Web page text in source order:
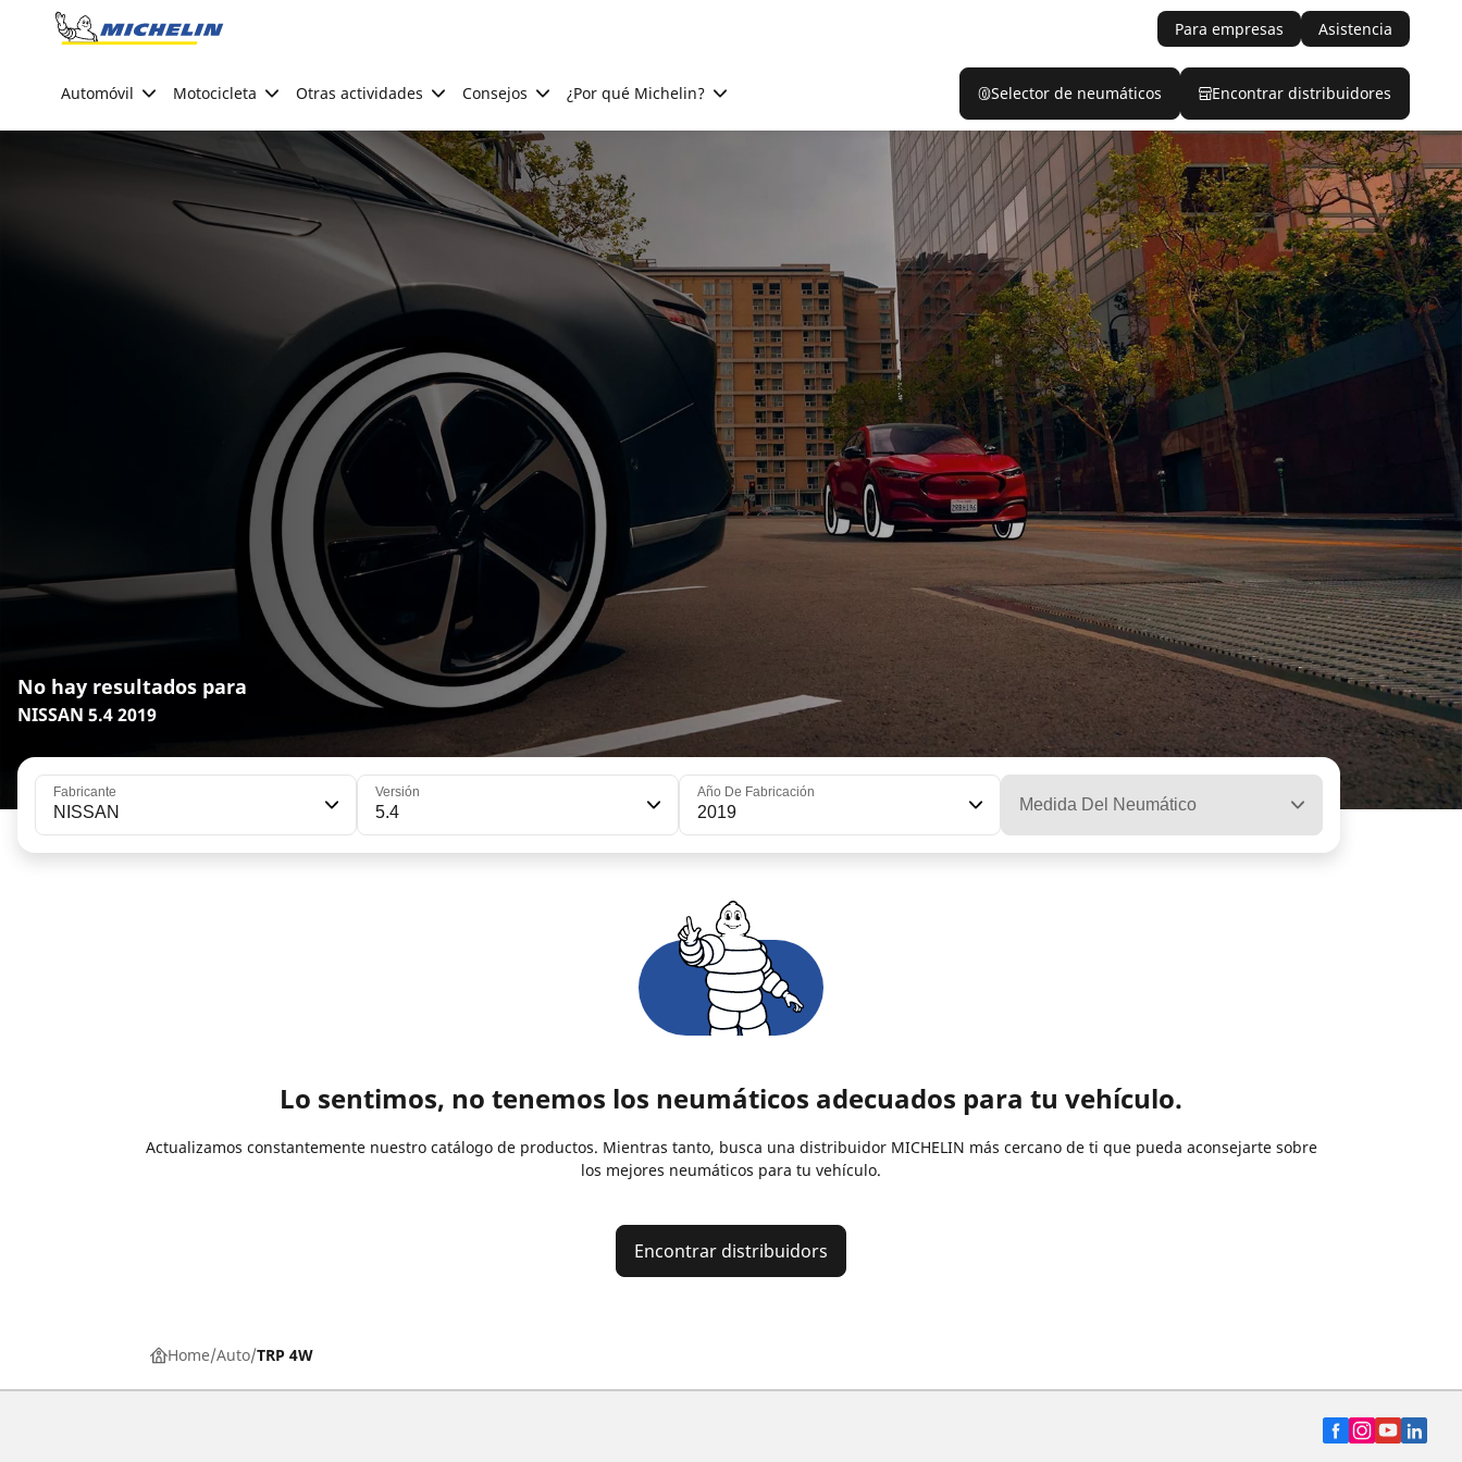
Go to page content
Para empresas Asistencia
Automóvil Motocicleta Otras actividades Consejos ¿Por qué Michelin? Selector de neumáticos Encontrar distribuidores
No hay resultados para
NISSAN 5.4 2019
Fabricante
NISSAN
Versión
5.4
Año De Fabricación
2019 Medida Del Neumático
Lo sentimos, no tenemos los neumáticos adecuados para tu vehículo.
Actualizamos constantemente nuestro catálogo de productos. Mientras tanto, busca una distribuidor MICHELIN más cercano de ti que pueda aconsejarte sobre
los mejores neumáticos para tu vehículo.
Encontrar distribuidors
Home Auto TRP 4W